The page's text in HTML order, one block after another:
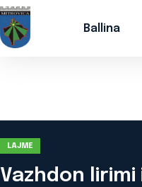
Ballina
LAJME
Vazhdon